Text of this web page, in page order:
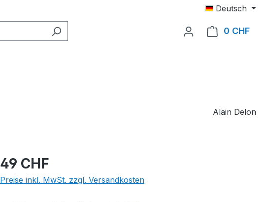
Deutsch
0 CHF
Alain Delon
Regulärer Preis:
49 CHF
Preise inkl. MwSt. zzgl. Versandkosten